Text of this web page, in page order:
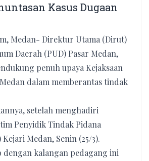
Kasus Dugaan
Medan- Direktur Utama (Dirut)
Daerah (PUD) Pasar Medan,
penuh upaya Kejaksaan
dalam memberantas tindak
setelah menghadiri
Penyidik Tindak Pidana
Kejari Medan, Senin (25/3).
dengan kalangan pedagang ini